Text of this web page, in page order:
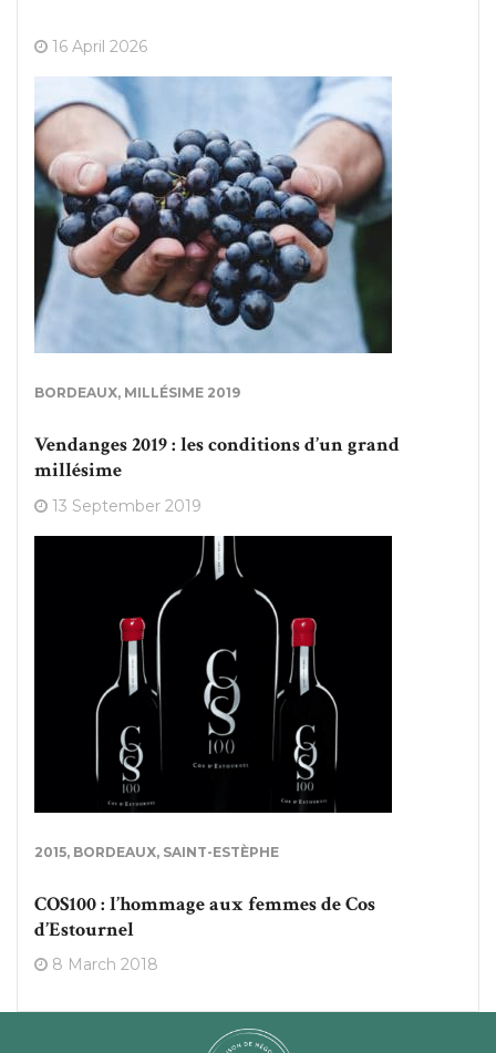
16 April 2026
BORDEAUX, MILLÉSIME 2019
Vendanges 2019 : les conditions d’un grand
millésime
13 September 2019
2015, BORDEAUX, SAINT-ESTÈPHE
COS100 : l’hommage aux femmes de Cos
d’Estournel
8 March 2018